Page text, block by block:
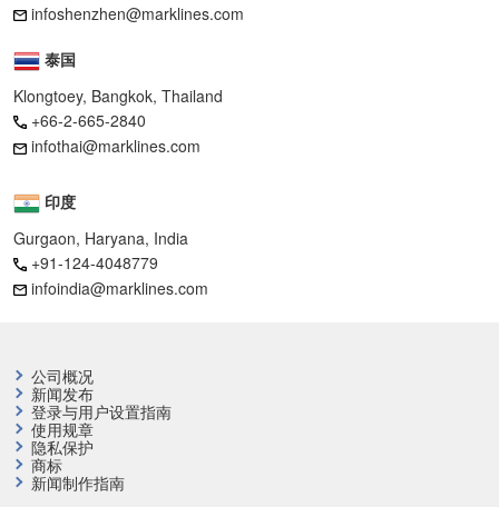
infoshenzhen@marklines.com
泰国
Klongtoey, Bangkok, Thailand
+66-2-665-2840
infothai@marklines.com
印度
Gurgaon, Haryana, India
+91-124-4048779
infoindia@marklines.com
公司概况
新闻发布
登录与用户设置指南
使用规章
隐私保护
商标
新闻制作指南